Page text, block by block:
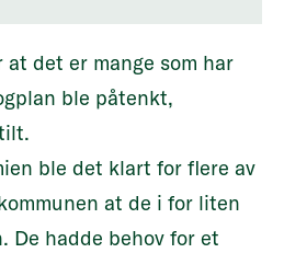
det er mange som har
ble påtenkt,
ble det klart for flere av
at de i for liten
De hadde behov for et